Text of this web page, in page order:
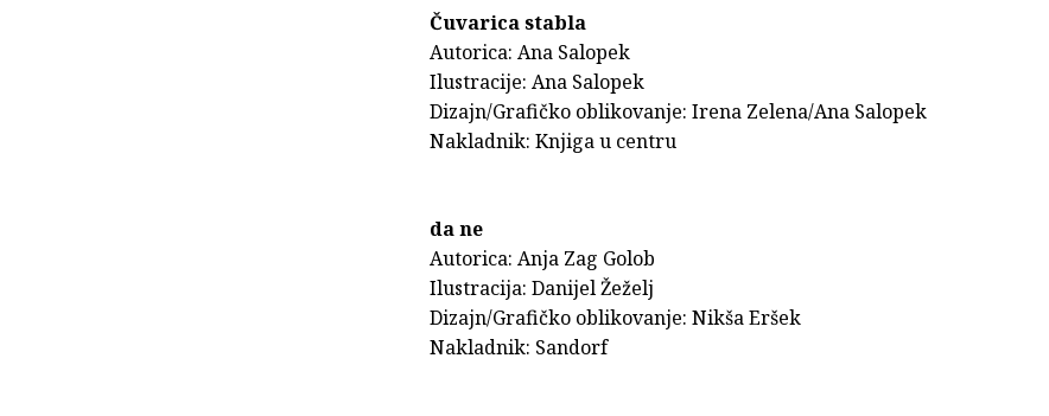
Čuvarica stabla
Autorica: Ana Salopek
Ilustracije: Ana Salopek
Dizajn/Grafičko oblikovanje: Irena Zelena/Ana Salopek
Nakladnik: Knjiga u centru
da ne
Autorica: Anja Zag Golob
Ilustracija: Danijel Žeželj
Dizajn/Grafičko oblikovanje: Nikša Eršek
Nakladnik: Sandorf